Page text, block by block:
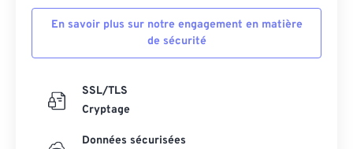
En savoir plus sur notre engagement en matière
de sécurité
SSL/TLS
Cryptage
Données sécurisées